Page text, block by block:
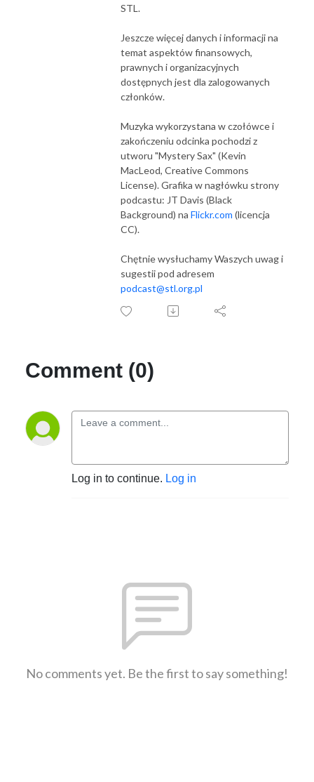
STL.
Jeszcze więcej danych i informacji na
temat aspektów finansowych,
prawnych i organizacyjnych
dostępnych jest dla zalogowanych
członków.
Muzyka wykorzystana w czołówce i
zakończeniu odcinka pochodzi z
utworu "Mystery Sax" (Kevin
MacLeod, Creative Commons
License). Grafika w nagłówku strony
podcastu: JT Davis (Black
Background) na Flickr.com (licencja
CC).
Chętnie wysłuchamy Waszych uwag i
sugestii pod adresem
podcast@stl.org.pl
Comment (0)
Log in to continue. Log in
No comments yet. Be the first to say something!